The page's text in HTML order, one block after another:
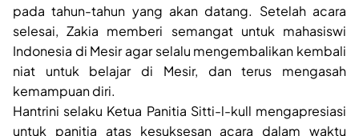
pada tahun-tahun yang akan datang. Setelah acara
selesai, Zakia memberi semangat untuk mahasiswi
Indonesia di Mesir agar selalu mengembalikan kembali
niat untuk belajar di Mesir, dan terus mengasah
kemampuan diri.
Hantrini selaku Ketua Panitia Sitti-l-kull mengapresiasi
untuk panitia atas kesuksesan acara dalam waktu